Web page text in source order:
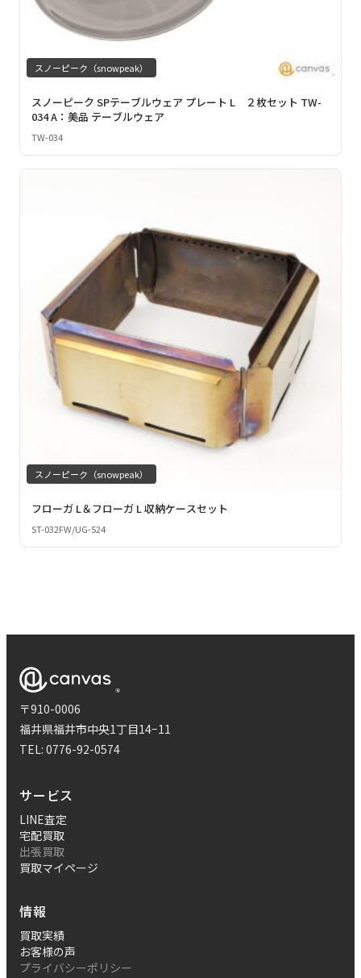
スノーピーク（snowpeak）
スノーピーク SPテーブルウェア プレート L ２枚セット TW-
034 A：美品 テーブルウェア
TW-034
スノーピーク（snowpeak）
フローガ L＆フローガ L 収納ケースセット
ST-032FW/UG-524
〒910-0006
福井県福井市中央1丁目14−11
TEL: 0776-92-0574
サービス
LINE査定
宅配買取
出張買取
買取マイページ
情報
買取実績
お客様の声
プライバシーポリシー